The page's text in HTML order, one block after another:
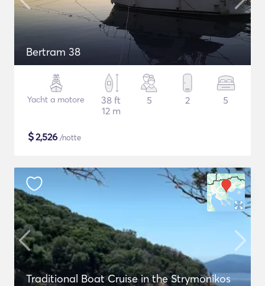
Bertram 38
Yacht a motore
38 ft
12 m
5 2 5
$2,526 /notte
Traditional Boat Cruise in the Strymonikos